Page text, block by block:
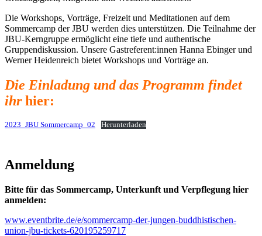
Die Workshops, Vorträge, Freizeit und Meditationen auf dem
Sommercamp der JBU werden dies unterstützen. Die Teilnahme der
JBU-Kerngruppe ermöglicht eine tiefe und authentische
Gruppendiskussion. Unsere Gastreferent:innen Hanna Ebinger und
Werner Heidenreich bietet Workshops und Vorträge an.
Die Einladung und das Programm findet
ihrhier:
2023_JBU Sommercamp_02 Herunterladen
Anmeldung
Bitte für das Sommercamp, Unterkunft und Verpflegung hier
anmelden:
www.eventbrite.de/e/sommercamp-der-jungen-buddhistischen-
union-jbu-tickets-620195259717